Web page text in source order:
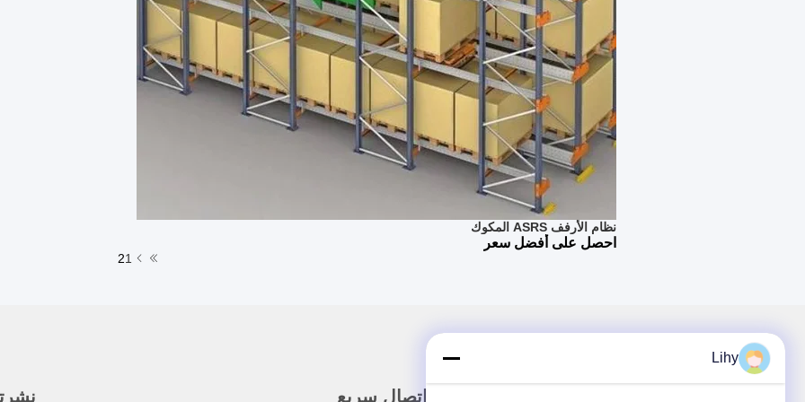
نظام الأرفف ASRS المكوك
احصل على أفضل سعر
1
2
اتصال سريع
Lihy